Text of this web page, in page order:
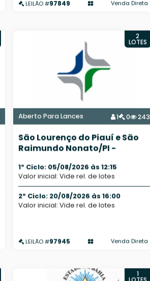
LEILÃO #97849 Venda Direta
Aberto Para Lances 1 0 243
2
LOTES
São Lourenço do Piauí e São
Raimundo Nonato/PI -
1º Ciclo: 05/08/2026 às 12:15
Valor inicial: Vide rel. de lotes
2º Ciclo: 20/08/2026 às 16:00
Valor inicial: Vide rel. de lotes
LEILÃO #97945 Venda Direta
1